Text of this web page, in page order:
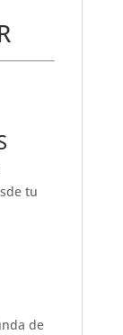
tu
de